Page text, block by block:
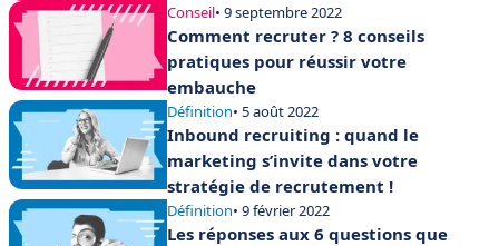
Conseil• 9 septembre 2022
Comment recruter ? 8 conseils
pratiques pour réussir votre
embauche
Définition• 5 août 2022
Inbound recruiting : quand le
marketing s’invite dans votre
stratégie de recrutement !
Définition• 9 février 2022
Les réponses aux 6 questions que